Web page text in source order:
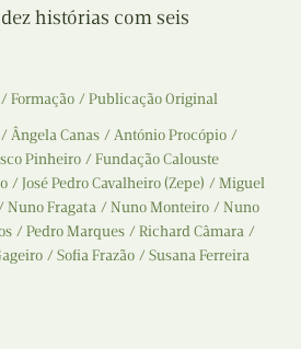
histórias com seis
Formação
Publicação Original
Ângela Canas
António Procópio
Pinheiro
Fundação Calouste
José Pedro Cavalheiro (Zepe)
Miguel
Nuno Fragata Nuno Monteiro
Nuno
Pedro Marques
Richard Câmara
Sofia Frazão Susana Ferreira